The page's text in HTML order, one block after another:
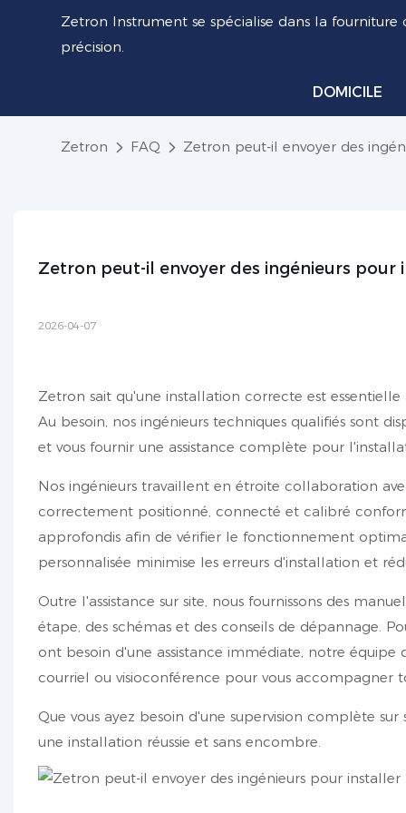
Zetron Instrument se spécialise dans la
précision.
DOMICILE
Zetron FAQ Zetron peut-il envoyer des
Zetron peut-il envoyer des ingénieurs pour
2026-04-07
Zetron sait qu'une installation correcte est
Au besoin, nos ingénieurs techniques qualifiés sont
et vous fournir une assistance complète pour
Nos ingénieurs travaillent en étroite collaboration
correctement positionné, connecté et calibré
approfondis afin de vérifier le fonctionnement
personnalisée minimise les erreurs d'installation et
Outre l'assistance sur site, nous fournissons des
étape, des schémas et des conseils de dépannage.
ont besoin d'une assistance immédiate, notre
courriel ou visioconférence pour vous accompagner
Que vous ayez besoin d'une supervision complète
une installation réussie et sans encombre.